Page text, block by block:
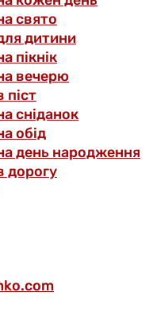
свято
дитини
пікнік
вечерю
піст
сніданок
обід
день народження
дорогу